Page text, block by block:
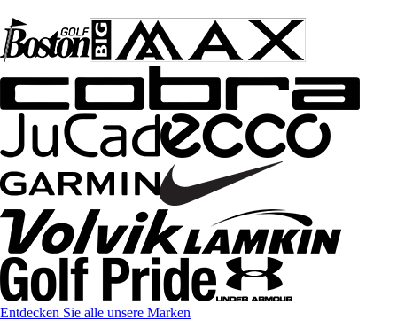
Entdecken Sie alle unsere Marken